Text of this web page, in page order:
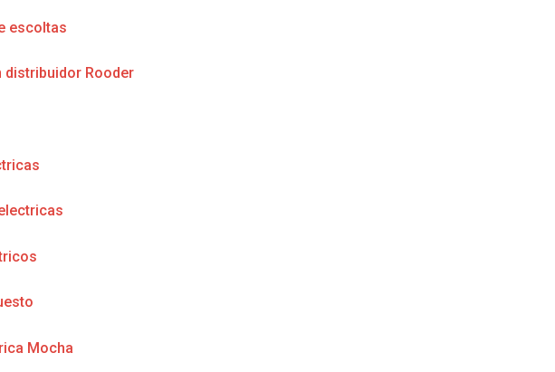
escoltas
distribuidor Rooder
Mocha